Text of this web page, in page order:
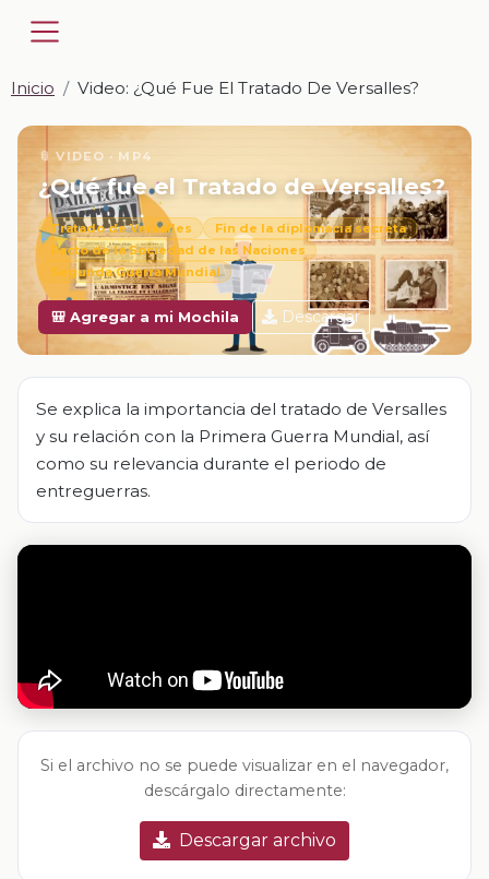
Inicio Video: ¿Qué Fue El Tratado De Versalles?
📎 VIDEO · MP4
¿Qué fue el Tratado de Versalles?
Tratado de Versalles
Fin de la diplomacia secreta
Pacto de la Sociedad de las Naciones
Segunda Guerra Mundial
🎒 Agregar a mi Mochila Descargar
Se explica la importancia del tratado de Versalles
y su relación con la Primera Guerra Mundial, así
como su relevancia durante el periodo de
entreguerras.
Si el archivo no se puede visualizar en el navegador,
descárgalo directamente:
Descargar archivo